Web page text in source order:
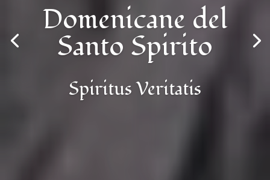
Domenicane del
Santo Spirito
Spiritus Veritatis